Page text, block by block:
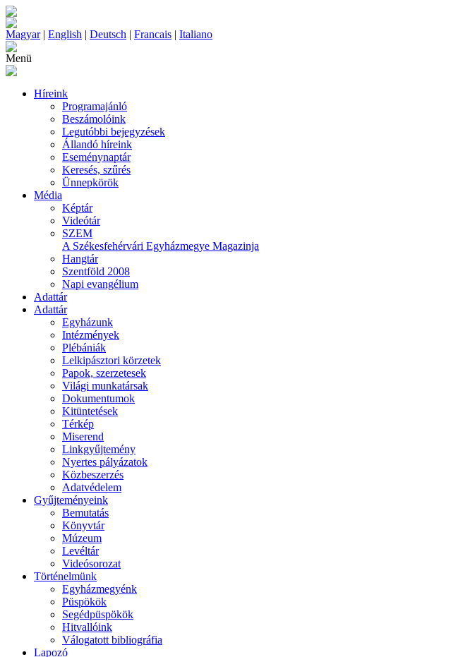
Magyar| English | Deutsch | Francais | Italiano
Menü
Híreink
Programajánló
Beszámolóink
Legutóbbi bejegyzések
Állandó híreink
Eseménynaptár
Keresés, szűrés
Ünnepkörök
Média
Képtár
Videótár
SZEM
A Székesfehérvári Egyházmegye Magazinja
Hangtár
Szentföld 2008
Napi evangélium
Adattár
Adattár
Egyházunk
Intézmények
Plébániák
Lelkipásztori körzetek
Papok, szerzetesek
Világi munkatársak
Dokumentumok
Kitüntetések
Térkép
Miserend
Linkgyűjtemény
Nyertes pályázatok
Közbeszerzés
Adatvédelem
Gyűjteményeink
Bemutatás
Könyvtár
Múzeum
Levéltár
Videósorozat
Történelmünk
Egyházmegyénk
Püspökök
Segédpüspökök
Hitvallóink
Válogatott bibliográfia
Lapozó